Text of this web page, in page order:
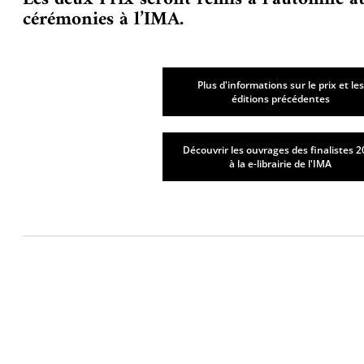
cérémonies à l’IMA.
Plus d'informations sur le prix et les
éditions précédentes
Découvrir les ouvrages des finalistes
à la e-librairie de l'IMA